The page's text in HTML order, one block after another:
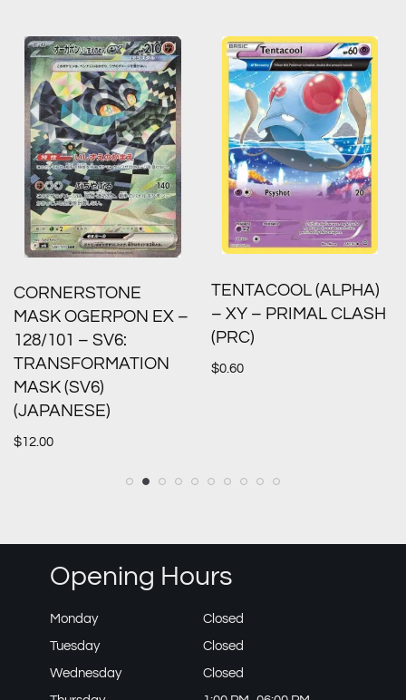
CORNERSTONE
MASK OGERPON EX –
128/101 – SV6:
TRANSFORMATION
MASK (SV6)
(JAPANESE)
$12.00
TENTACOOL (ALPHA)
– XY – PRIMAL CLASH
(PRC)
$0.60
Opening Hours
Monday
Closed
Tuesday
Closed
Wednesday
Closed